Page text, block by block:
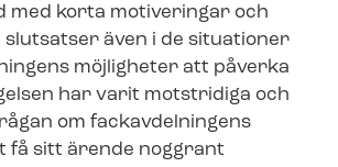
med korta motiveringar och
även i de situationer
möjligheter att påverka
har varit motstridiga och
om fackavdelningens
få sitt ärende noggrant